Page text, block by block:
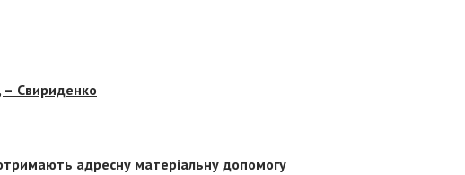
– Свириденко
адресну матеріальну допомогу